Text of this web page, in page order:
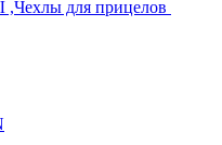
для прицелов